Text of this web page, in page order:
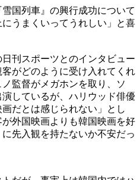
国列車』の興行成功について
にうまくいってうれしい」と喜
刊スポーツとのインタビュー
がどのように受け入れてくれ
監督がメガホンを取り、ソ
しているが、ハリウッド俳優
だとは感じられない」とし
が外国映画よりも韓国映画を好
先入観を持たないか不安だっ